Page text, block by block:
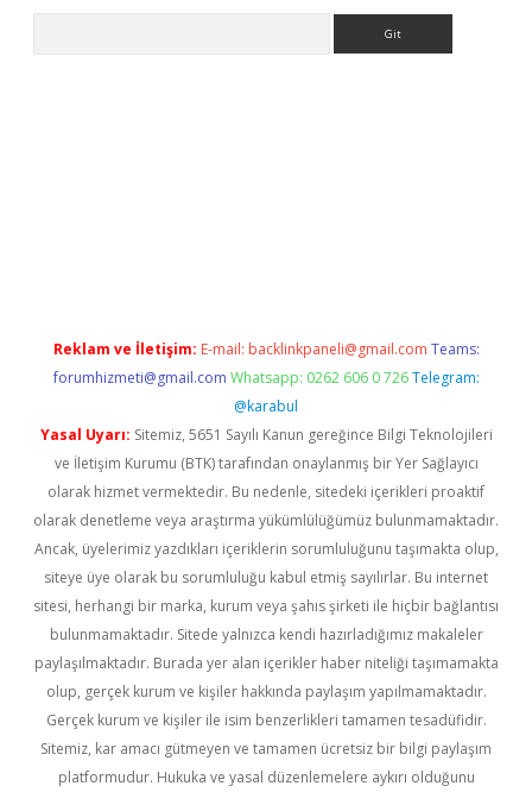
Reklam ve İletişim: E-mail: backlinkpaneli@gmail.com Teams:
forumhizmeti@gmail.com Whatsapp: 0262 606 0 726 Telegram:
@karabul
Yasal Uyarı: Sitemiz, 5651 Sayılı Kanun gereğince Bilgi Teknolojileri
ve İletişim Kurumu (BTK) tarafından onaylanmış bir Yer Sağlayıcı
olarak hizmet vermektedir. Bu nedenle, sitedeki içerikleri proaktif
olarak denetleme veya araştırma yükümlülüğümüz bulunmamaktadır.
Ancak, üyelerimiz yazdıkları içeriklerin sorumluluğunu taşımakta olup,
siteye üye olarak bu sorumluluğu kabul etmiş sayılırlar. Bu internet
sitesi, herhangi bir marka, kurum veya şahıs şirketi ile hiçbir bağlantısı
bulunmamaktadır. Sitede yalnızca kendi hazırladığımız makaleler
paylaşılmaktadır. Burada yer alan içerikler haber niteliği taşımamakta
olup, gerçek kurum ve kişiler hakkında paylaşım yapılmamaktadır.
Gerçek kurum ve kişiler ile isim benzerlikleri tamamen tesadüfidir.
Sitemiz, kar amacı gütmeyen ve tamamen ücretsiz bir bilgi paylaşım
platformudur. Hukuka ve yasal düzenlemelere aykırı olduğunu